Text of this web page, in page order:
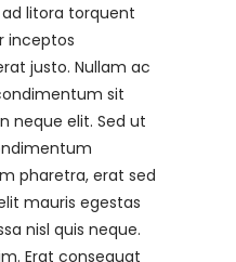
litora torquent
inceptos
justo. Nullam ac
sit
neque elit. Sed ut
pharetra, erat sed
mauris egestas
nisl quis neque.
Erat consequat